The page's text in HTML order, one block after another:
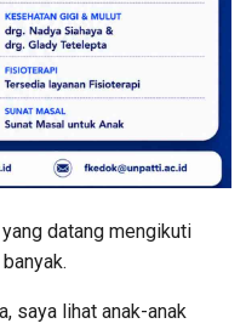
datang mengikuti
saya lihat anak-anak